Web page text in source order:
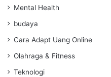
Mental Health
budaya
Cara Adapt Uang Online
Olahraga & Fitness
Teknologi